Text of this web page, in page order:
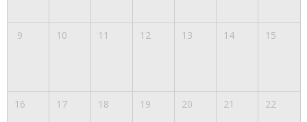
9 10 11 12 13 14 15
16 17 18 19 20 21 22